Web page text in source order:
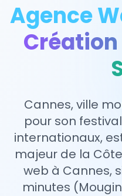
Agence
Création
Cannes, ville
pour son
internationaux,
majeur de la
web à Cannes,
minutes